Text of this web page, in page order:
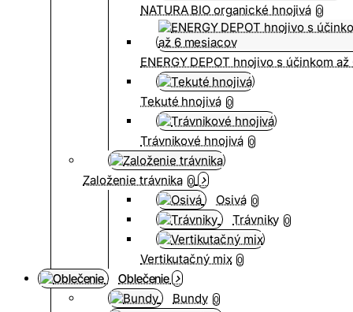
NATURA BIO organické hnojivá 0
ENERGY DEPOT hnojivo s účinkom
Tekuté hnojivá 0
Trávnikové hnojivá 0
Založenie trávnika 0
Osivá 0
Trávniky 0
Vertikutačný mix 0
Oblečenie
Bundy 0